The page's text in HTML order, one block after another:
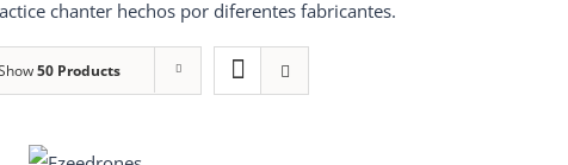
chanter hechos por diferentes fabricantes.
50 Products